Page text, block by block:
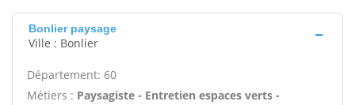
Bonlier paysage
Ville : Bonlier
Département: 60
Métiers : Paysagiste - Entretien espaces verts -